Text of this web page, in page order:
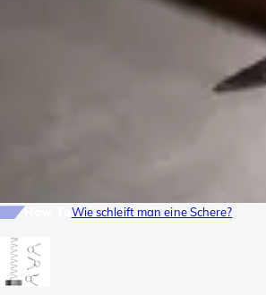
Wie schleift man eine Schere?